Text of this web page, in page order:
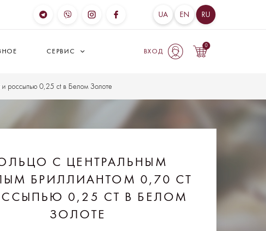
UA EN RU
СЕРВИС ВХОД
0
россыпью 0,25 ct в Белом Золоте
С ЦЕНТРАЛЬНЫМ
БРИЛЛИАНТОМ 0,70 CT
0,25 CT В БЕЛОМ
ЗОЛОТЕ